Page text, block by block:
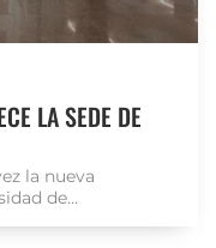
LA SEDE DE
la nueva
de...